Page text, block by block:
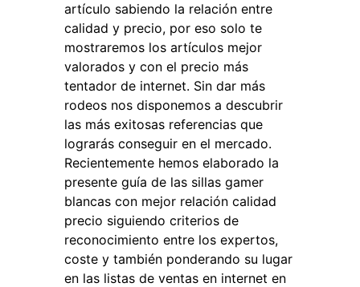
artículo sabiendo la relación entre
calidad y precio, por eso solo te
mostraremos los artículos mejor
valorados y con el precio más
tentador de internet. Sin dar más
rodeos nos disponemos a descubrir
las más exitosas referencias que
lograrás conseguir en el mercado.
Recientemente hemos elaborado la
presente guía de las sillas gamer
blancas con mejor relación calidad
precio siguiendo criterios de
reconocimiento entre los expertos,
coste y también ponderando su lugar
en las listas de ventas en internet en